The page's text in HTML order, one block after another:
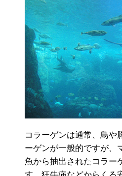
コラーゲンは通常、鳥や
ーゲンが一般的ですが、
魚から抽出されたコラー